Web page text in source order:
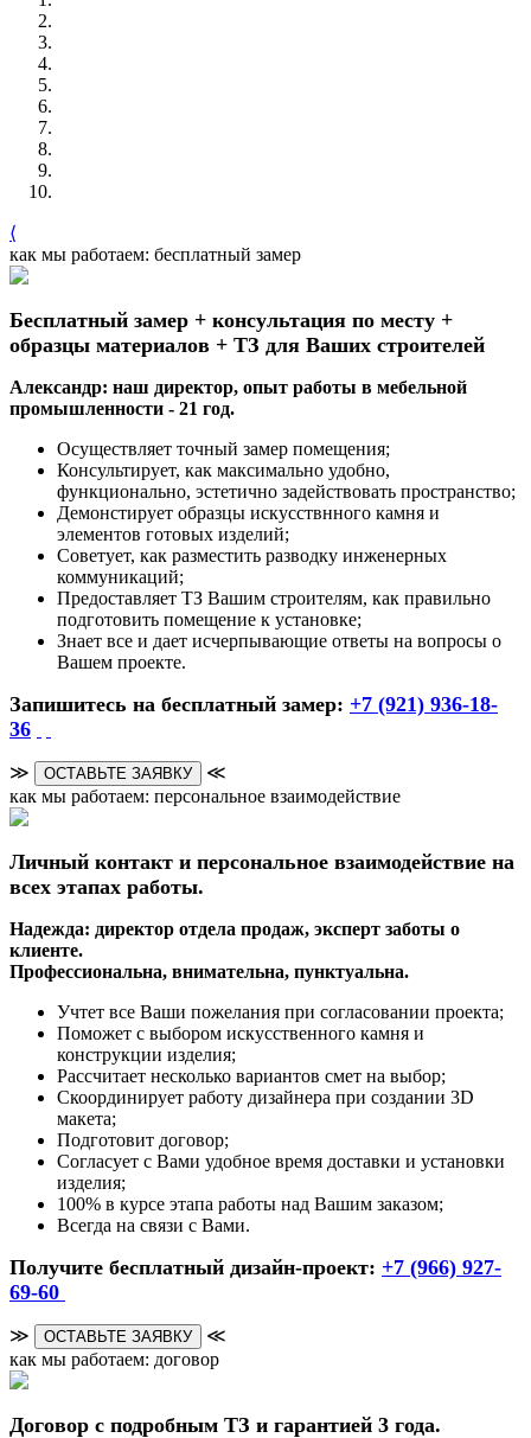
⟨
как мы работаем: бесплатный замер
Бесплатный замер + консультация по месту +
образцы материалов + ТЗ для Ваших строителей
Александр: наш директор, опыт работы в мебельной
промышленности - 21 год.
Осуществляет точный замер помещения;
Консультирует, как максимально удобно,
функционально, эстетично задействовать пространство;
Демонстирует образцы искусствнного камня и
элементов готовых изделий;
Советует, как разместить разводку инженерных
коммуникаций;
Предоставляет ТЗ Вашим строителям, как правильно
подготовить помещение к установке;
Знает все и дает исчерпывающие ответы на вопросы о
Вашем проекте.
Запишитесь на бесплатный замер: +7 (921) 936-18-
36
≫ ОСТАВЬТЕ ЗАЯВКУ
≪
как мы работаем: персональное взаимодействие
Личный контакт и персональное взаимодействие на
всех этапах работы.
Надежда: директор отдела продаж, эксперт заботы о
клиенте.
Профессиональна, внимательна, пунктуальна.
Учтет все Ваши пожелания при согласовании проекта;
Поможет с выбором искусственного камня и
конструкции изделия;
Рассчитает несколько вариантов смет на выбор;
Скоординирует работу дизайнера при создании 3D
макета;
Подготовит договор;
Согласует с Вами удобное время доставки и установки
изделия;
100% в курсе этапа работы над Вашим заказом;
Всегда на связи с Вами.
Получите бесплатный дизайн-проект: +7 (966) 927-
69-60
≫ ОСТАВЬТЕ ЗАЯВКУ
≪
как мы работаем: договор
Договор с подробным ТЗ и гарантией 3 года.